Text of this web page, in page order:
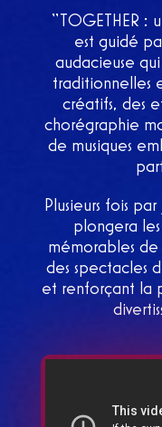
“TOGETHER :
est guidé
audacieuse
traditionnelles
créatifs, des
chorégraphie
de musiques
Plusieurs fois
plongera les
mémorables de
des spectacles
et renforçant la